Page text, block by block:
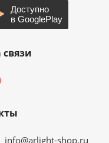
связи
info@arlight-shop.ru